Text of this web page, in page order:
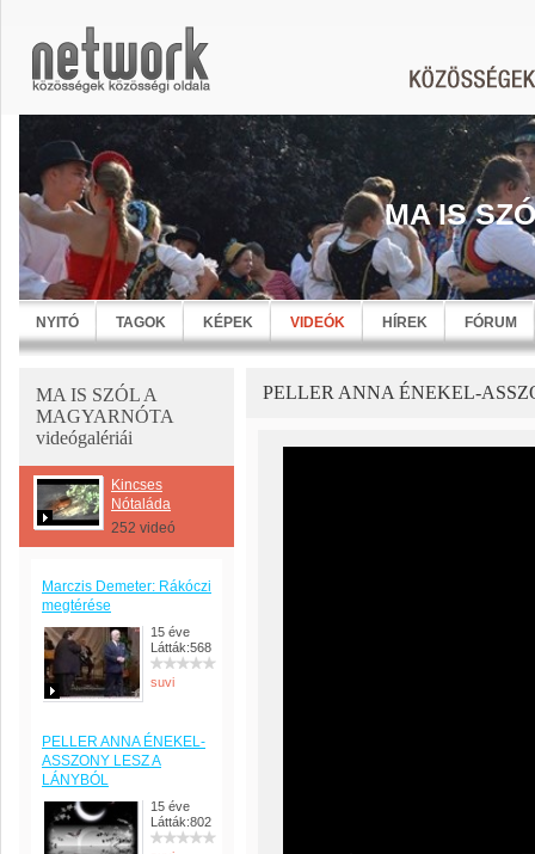
MA IS
NYITÓ TAGOK KÉPEK VIDEÓK HÍREK FÓRUM
MA IS SZÓL A
MAGYARNÓTA
videógalériái
Kincses
Nótaláda
252 videó
Marczis Demeter: Rákóczi
megtérése
15 éve
Látták:568
suvi
PELLER ANNA ÉNEKEL-
ASSZONY LESZ A
LÁNYBÓL
15 éve
Látták:802
PELLER ANNA ÉNEKEL-